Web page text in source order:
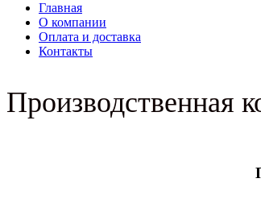
Главная
О компании
Оплата и доставка
Контакты
Производственная